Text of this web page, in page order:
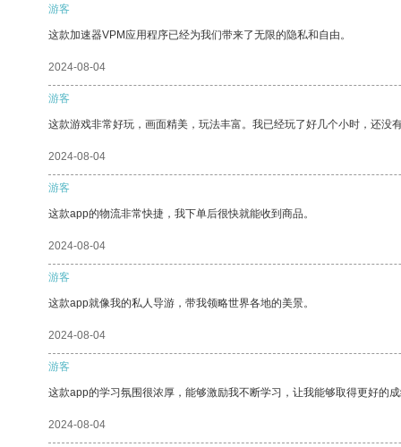
游客
这款加速器VPM应用程序已经为我们带来了无限的隐私和自由。
2024-08-04
游客
这款游戏非常好玩，画面精美，玩法丰富。我已经玩了好几个小时，还没有
2024-08-04
游客
这款app的物流非常快捷，我下单后很快就能收到商品。
2024-08-04
游客
这款app就像我的私人导游，带我领略世界各地的美景。
2024-08-04
游客
这款app的学习氛围很浓厚，能够激励我不断学习，让我能够取得更好的成
2024-08-04